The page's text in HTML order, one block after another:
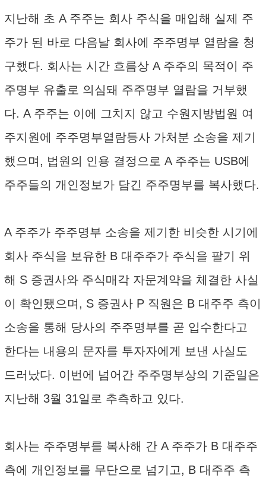
지난해 초 A 주주는 회사 주식을 매입해 실제 주
주가 된 바로 다음날 회사에 주주명부 열람을 청
구했다. 회사는 시간 흐름상 A 주주의 목적이 주
주명부 유출로 의심돼 주주명부 열람을 거부했
다. A 주주는 이에 그치지 않고 수원지방법원 여
주지원에 주주명부열람등사 가처분 소송을 제기
했으며, 법원의 인용 결정으로 A 주주는 USB에
주주들의 개인정보가 담긴 주주명부를 복사했다.
A 주주가 주주명부 소송을 제기한 비슷한 시기에
회사 주식을 보유한 B 대주주가 주식을 팔기 위
해 S 증권사와 주식매각 자문계약을 체결한 사실
이 확인됐으며, S 증권사 P 직원은 B 대주주 측이
소송을 통해 당사의 주주명부를 곧 입수한다고
한다는 내용의 문자를 투자자에게 보낸 사실도
드러났다. 이번에 넘어간 주주명부상의 기준일은
지난해 3월 31일로 추측하고 있다.
회사는 주주명부를 복사해 간 A 주주가 B 대주주
측에 개인정보를 무단으로 넘기고, B 대주주 측